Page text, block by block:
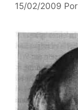
15/02/2009 Por